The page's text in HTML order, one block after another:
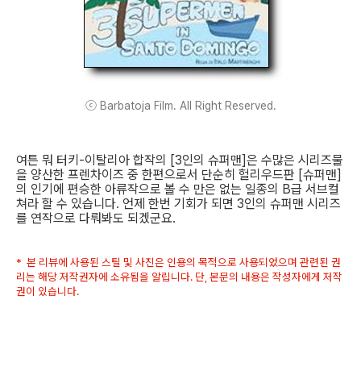
ⓒ Barbatoja Film. All Right Reserved.
여튼 뭐 터키-이탈리아 합작의 [3인의 슈퍼맨]은 수많은 시리즈물
을 양산한 프렌차이즈 중 한편으로서 단순히 헐리우드판 [슈퍼맨]
의 인기에 편승한 아류작으로 볼 수 만은 없는 일종의 B급 서브컬
쳐라 할 수 있습니다. 언제 한번 기회가 되면 3인의 슈퍼맨 시리즈
를 연작으로 다뤄봐도 되겠군요.
* 본 리뷰에 사용된 스틸 및 사진은 인용의 목적으로 사용되었으며 관련된 권
리는 해당 저작권자에 소유됨을 알립니다. 단, 본문의 내용은 작성자에게 저작
권이 있습니다.